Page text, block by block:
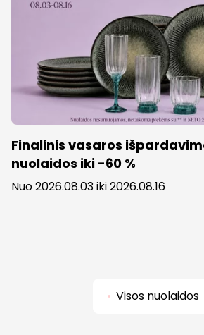
Finalinis vasaros
nuolaidos iki -60 %
Nuo 2026.08.03 iki 2026.08.16
Visos nuolaidos